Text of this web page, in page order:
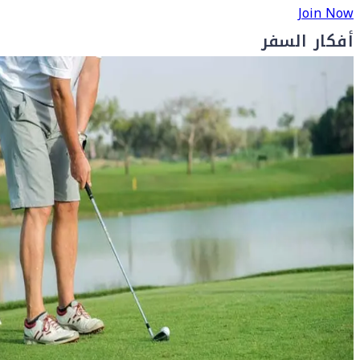
Join Now
أفكار السفر